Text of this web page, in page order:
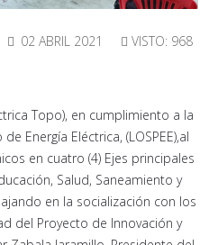
02 ABRIL 2021 VISTO: 968
Topo), en cumplimiento a la
Energía Eléctrica, (LOSPEE),al
en cuatro (4) Ejes principales
Salud, Saneamiento y
en la socialización con los
del Proyecto de Innovación y